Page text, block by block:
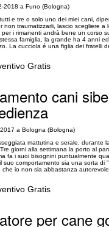
2018 a Funo (Bologna)
e tre o solo uno dei miei cani,
non traumatizzarli, lascio scegliere a
i rimanenti andrà bene un corso
famiglia, la grande ha 4 anni
La cucciola é una figlia dei fratelli
Gratis
cani
a Bologna (Bologna)
mattutina e serale, durante
giorni alla settimana la porto al
fa i suoi bisognini puntualmente
suo comportamento sia una sorta di
io non sia abbastanza autorevole
Gratis
per cane